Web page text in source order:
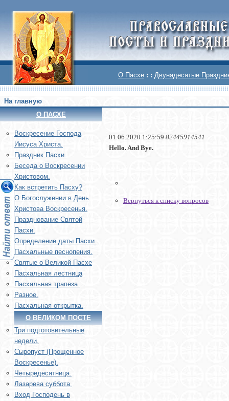
О Пасхе : : Двунадесятые
На главную
О ПАСХЕ
Воскреcение Господа
Иисуса Христа.
Праздник Пасхи.
Беседа о Воскресении
Христовом.
Как встретить Пасху?
О Богослужении в День
Христова Воскресенья.
Празднование Святой
Пасхи.
Определение даты Пасхи.
Пасхальные песнопения.
Святые о Великой Пасхе
Пасхальная лестница
Пасхальная трапеза.
Разное.
Пасхальная открытка.
О ВЕЛИКОМ ПОСТЕ
Три подготовительные
недели.
Сыропуст (Прощенное
Воскресенье).
Четыредесятница.
Лазарева суббота.
Вход Господень в
01.06.2020 1:25:59 82445914541
Hello. And Bye.
Вернуться к списку вопросов